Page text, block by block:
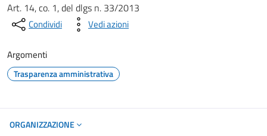
Art. 14, co. 1, del dlgs n. 33/2013
Condividi Vedi azioni
Argomenti
Trasparenza amministrativa
ORGANIZZAZIONE